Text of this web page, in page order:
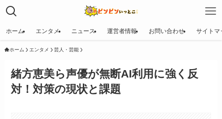
ホーム エンタメ ニュース 運営者情報 お問い合わせ サイトマ
ホーム エンタメ 芸人・芸能
緒方恵美ら声優が無断AI利用に強く反
対！対策の現状と課題